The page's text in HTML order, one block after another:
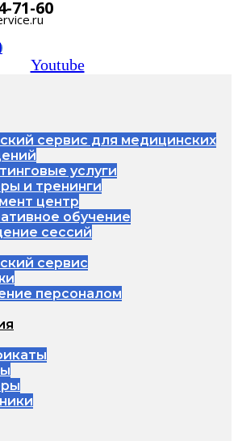
71-60
Youtube
сервис для медицинских
услуги
и тренинги
центр
обучение
сессий
сервис
персоналом